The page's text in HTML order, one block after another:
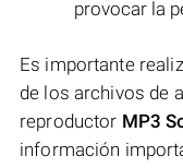
provocar la
Es importante
de los archivos de
reproductor MP3
información